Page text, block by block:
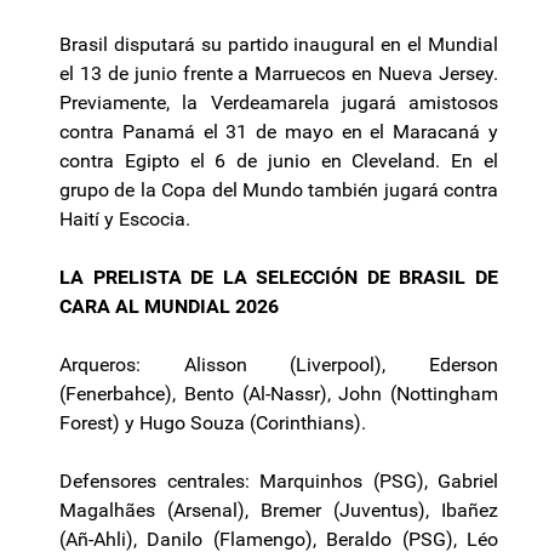
Brasil disputará su partido inaugural en el Mundial
el 13 de junio frente a Marruecos en Nueva Jersey.
Previamente, la Verdeamarela jugará amistosos
contra Panamá el 31 de mayo en el Maracaná y
contra Egipto el 6 de junio en Cleveland. En el
grupo de la Copa del Mundo también jugará contra
Haití y Escocia.
LA PRELISTA DE LA SELECCIÓN DE BRASIL DE
CARA AL MUNDIAL 2026
Arqueros: Alisson (Liverpool), Ederson
(Fenerbahce), Bento (Al-Nassr), John (Nottingham
Forest) y Hugo Souza (Corinthians).
Defensores centrales: Marquinhos (PSG), Gabriel
Magalhães (Arsenal), Bremer (Juventus), Ibañez
(Añ-Ahli), Danilo (Flamengo), Beraldo (PSG), Léo